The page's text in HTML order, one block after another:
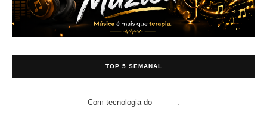
TOP 5 SEMANAL
Com tecnologia do .